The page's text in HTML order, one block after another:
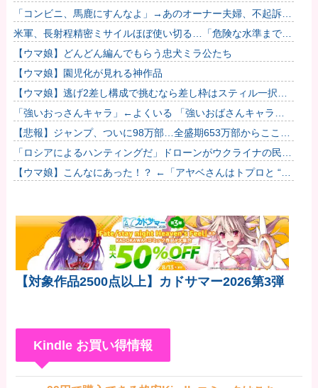
「コンビニ、馬鹿にすんなよ」→あのオーナー夫婦、不起訴ｗ
ｗｗｗｗｗｗｗｗ
米軍、長射程精密ミサイルほぼ使い切る…「危険な水準まで減
少」と軍高官が警告！
【ウマ娘】どんどん編んでもらう忠犬ミラ公たち
【ウマ娘】園児化が見れる神作品
【ウマ娘】逃げ2差し構成で挑むなら差し枠はスティル一択な
のだ。他
「強いおっさんキャラ」←よくいる 「強いおばさんキャラ」
← 全然いない他
【悲報】ジャンプ、ついに98万部…全盛期653万部からここま
で落ちる
「ロシアによるハンティングだ」ドローンがウクライナの民間
人を追い回して爆発…ゼレンスキー氏が非難！
【ウマ娘】こんなにあった！？ ←「アヤベさんはトプロと “1”
【対象作品2500点以上】カドサマー2026第3弾
Kindle お買い得情報